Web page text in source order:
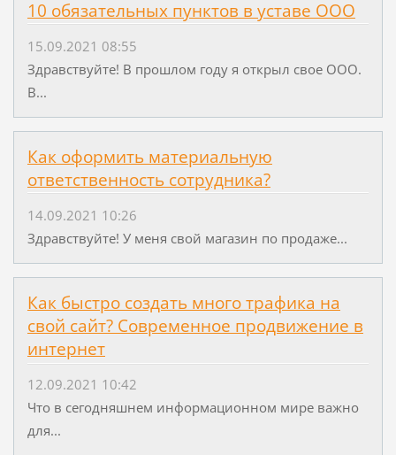
10 обязательных пунктов в уставе ООО
15.09.2021 08:55
Здравствуйте! В прошлом году я открыл свое ООО.
В...
Как оформить материальную
ответственность сотрудника?
14.09.2021 10:26
Здравствуйте! У меня свой магазин по продаже...
Как быстро создать много трафика на
свой сайт? Современное продвижение в
интернет
12.09.2021 10:42
Что в сегодняшнем информационном мире важно
для...